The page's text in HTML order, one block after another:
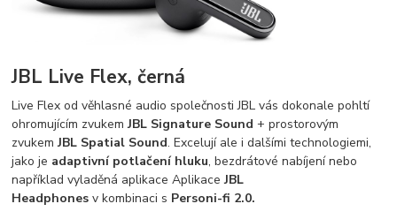
JBL Live Flex, černá
Live Flex od věhlasné audio společnosti JBL vás dokonale pohltí
ohromujícím zvukemJBL Signature Sound + prostorovým
zvukemJBL Spatial Sound. Excelují ale i dalšími technologiemi,
jako je adaptivní potlačení hluku, bezdrátové nabíjení nebo
například vyladěná aplikace AplikaceJBL
Headphones v kombinaci s Personi-fi 2.0.